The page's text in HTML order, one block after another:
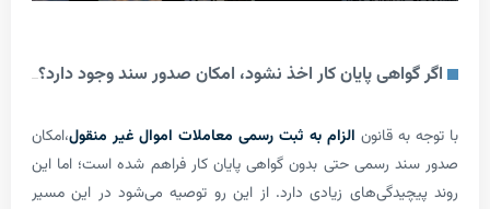
پایان کار اخذ نشود، امکان صدور سند وجود دارد؟
قانون الزام به ثبت رسمی معاملات اموال غیر منقول،امکان
رسمی حتی بدون گواهی پایان کار فراهم شده است؛ اما این
زیادی دارد. از این رو توصیه می‌شود در این مسیر